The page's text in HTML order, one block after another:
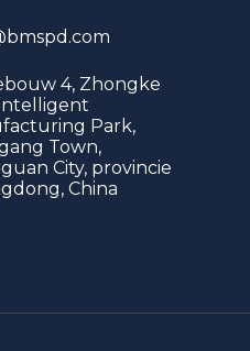
4, Zhongke
Park,
Town,
City, provincie
China